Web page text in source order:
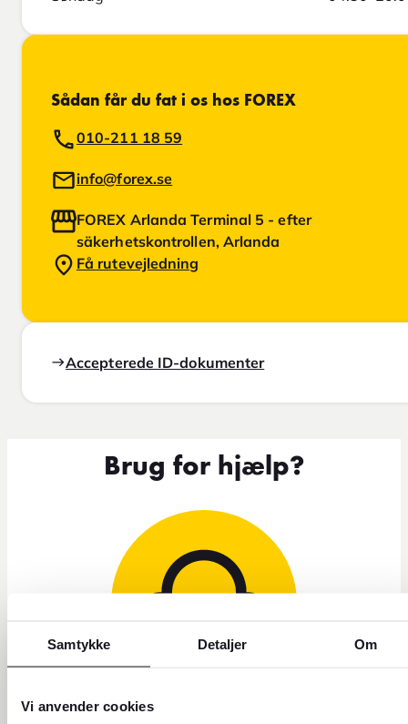
Samtykke Detaljer Om
Vi anvender cookies
Sådan får du fat i os hos FOREX
010-211 18 59
info@forex.se
FOREX Arlanda Terminal 5 - efter
säkerhetskontrollen, Arlanda
Få rutevejledning
Accepterede ID-dokumenter
Brug for hjælp?